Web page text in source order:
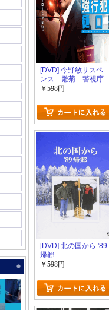
[DVD] 今野敏サスペ
ンス 雛菊 警視庁
強行犯係 樋口顕
￥598円
[DVD] 北の国から '89
帰郷
￥598円